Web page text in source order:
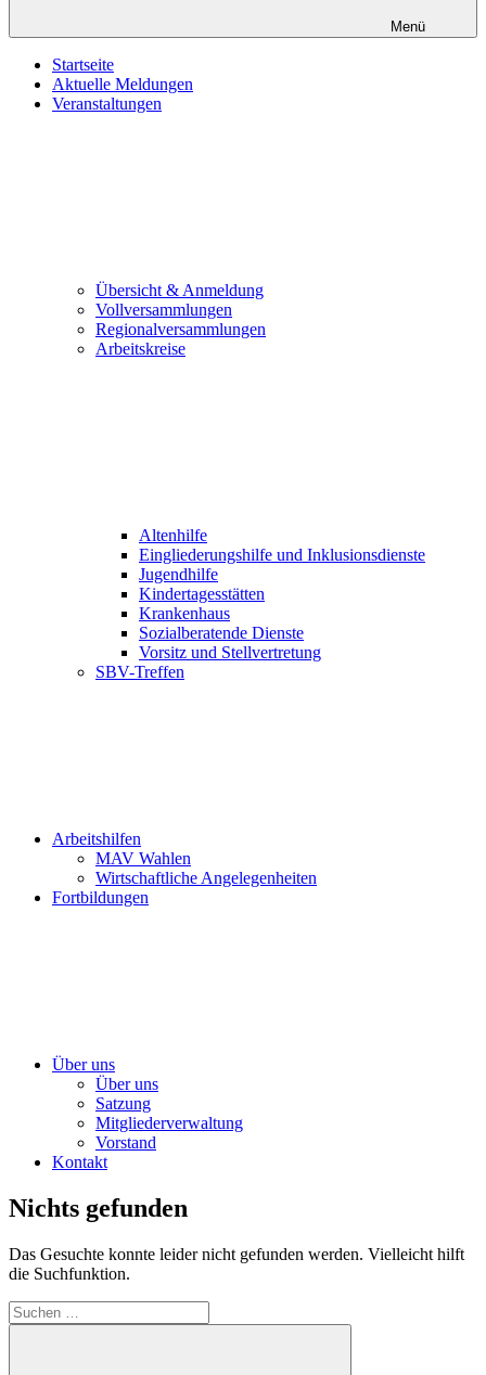
Menü
Startseite
Aktuelle Meldungen
Veranstaltungen
Übersicht & Anmeldung
Vollversammlungen
Regionalversammlungen
Arbeitskreise
Altenhilfe
Eingliederungshilfe und Inklusionsdienste
Jugendhilfe
Kindertagesstätten
Krankenhaus
Sozialberatende Dienste
Vorsitz und Stellvertretung
SBV-Treffen
Arbeitshilfen
MAV Wahlen
Wirtschaftliche Angelegenheiten
Fortbildungen
Über uns
Über uns
Satzung
Mitgliederverwaltung
Vorstand
Kontakt
Nichts gefunden
Das Gesuchte konnte leider nicht gefunden werden. Vielleicht hilft
die Suchfunktion.
Suchen
nach: